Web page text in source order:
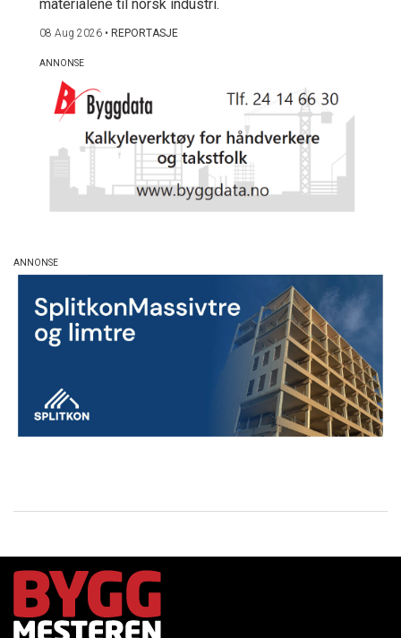
materialene til norsk industri.
08 Aug 2026 • REPORTASJE